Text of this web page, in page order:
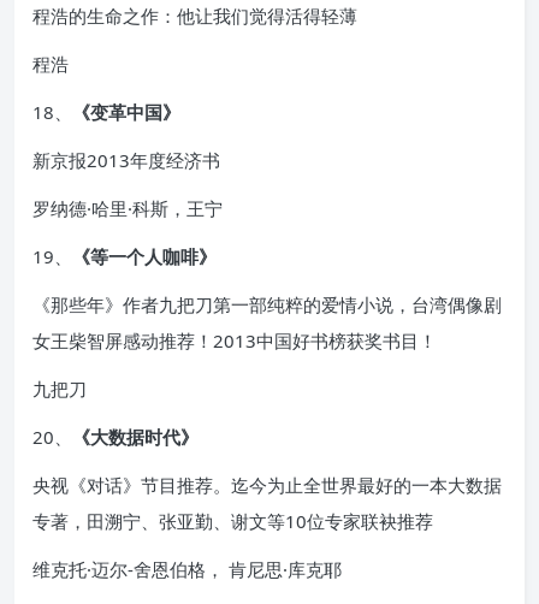
程浩的生命之作：他让我们觉得活得轻薄
程浩
18、
《变革中国》
新京报2013年度经济书
罗纳德·哈里·科斯，王宁
19、
《等一个人咖啡》
《那些年》作者九把刀第一部纯粹的爱情小说，台湾偶像剧
女王柴智屏感动推荐！2013中国好书榜获奖书目！
九把刀
20、
《大数据时代》
央视《对话》节目推荐。迄今为止全世界最好的一本大数据
专著，田溯宁、张亚勤、谢文等10位专家联袂推荐
维克托·迈尔-舍恩伯格， 肯尼思·库克耶